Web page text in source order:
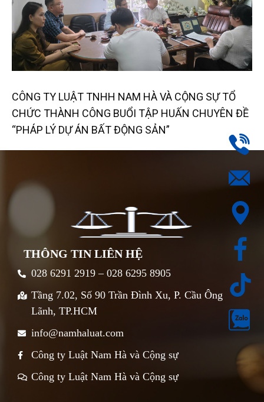
CÔNG TY LUẬT TNHH NAM HÀ VÀ CỘNG SỰ TỔ
CHỨC THÀNH CÔNG BUỔI TẬP HUẤN CHUYÊN ĐỀ
“PHÁP LÝ DỰ ÁN BẤT ĐỘNG SẢN”
THÔNG TIN LIÊN HỆ
028 6291 2919 – 028 6295 8905
Tầng 7.02, Số 90 Trần Đình Xu, P. Cầu Ông
Lãnh, TP.HCM
info@namhaluat.com
Công ty Luật Nam Hà và Cộng sự
Công ty Luật Nam Hà và Cộng sự